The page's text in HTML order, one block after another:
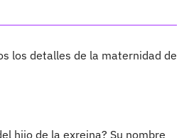
los detalles de la maternidad de
hijo de la exreina? Su nombre